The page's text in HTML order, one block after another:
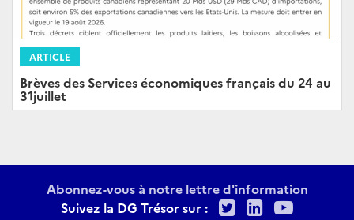
ARTICLE
Brèves des Services économiques français du 24 au
31juillet
Abonnez-vous à notre lettre d'information
Suivez la DG Trésor sur :
TwitterLinkedIn